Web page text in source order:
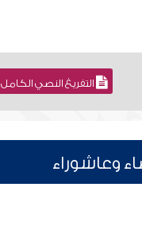
التفريغ النصي الكامل
وعاشوراء